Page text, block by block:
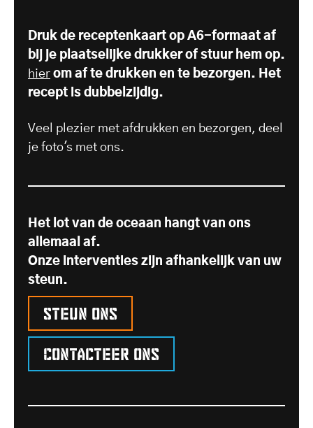
Druk de receptenkaart op A6-formaat af
bij je plaatselijke drukker of stuur hem op.
hier om af te drukken en te bezorgen. Het
recept is dubbelzijdig.
Veel plezier met afdrukken en bezorgen, deel
je foto's met ons.
Het lot van de oceaan hangt van ons
allemaal af.
Onze interventies zijn afhankelijk van uw
steun.
Steun ons
Contacteer ons